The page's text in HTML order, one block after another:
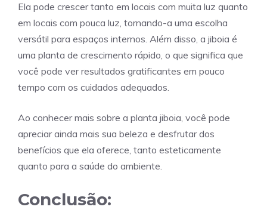
Ela pode crescer tanto em locais com muita luz quanto
em locais com pouca luz, tornando-a uma escolha
versátil para espaços internos. Além disso, a jiboia é
uma planta de crescimento rápido, o que significa que
você pode ver resultados gratificantes em pouco
tempo com os cuidados adequados.
Ao conhecer mais sobre a planta jiboia, você pode
apreciar ainda mais sua beleza e desfrutar dos
benefícios que ela oferece, tanto esteticamente
quanto para a saúde do ambiente.
Conclusão: